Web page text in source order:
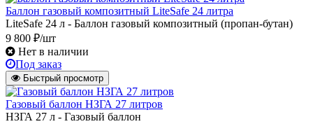
Баллон газовый композитный LiteSafe 24 литра
LiteSafe 24 л - Баллон газовый композитный (пропан-бутан)
9 800 ₽/шт
Нет в наличии
Под заказ
Быстрый просмотр
Газовый баллон НЗГА 27 литров
НЗГА 27 л - Газовый баллон